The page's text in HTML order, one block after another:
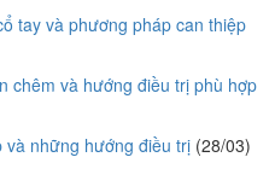
tay và phương pháp can thiệp
chêm và hướng điều trị phù hợp
và những hướng điều trị (28/03)